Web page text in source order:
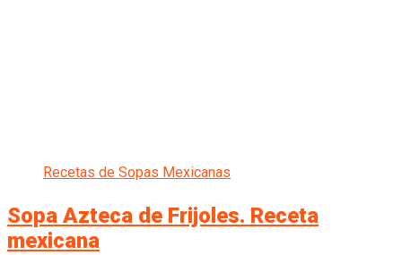
Recetas de Sopas Mexicanas
Sopa Azteca de Frijoles. Receta
mexicana